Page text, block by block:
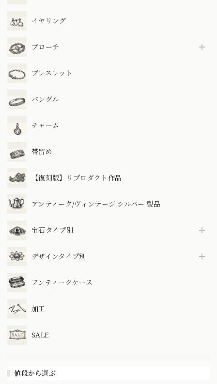
イヤリング
ブローチ
ブレスレット
バングル
チャーム
帯留め
【復刻版】リプロダクト作品
アンティーク/ヴィンテージ シルバー 製品
宝石タイプ別
デザインタイプ別
アンティークケース
加工
SALE
値段から選ぶ